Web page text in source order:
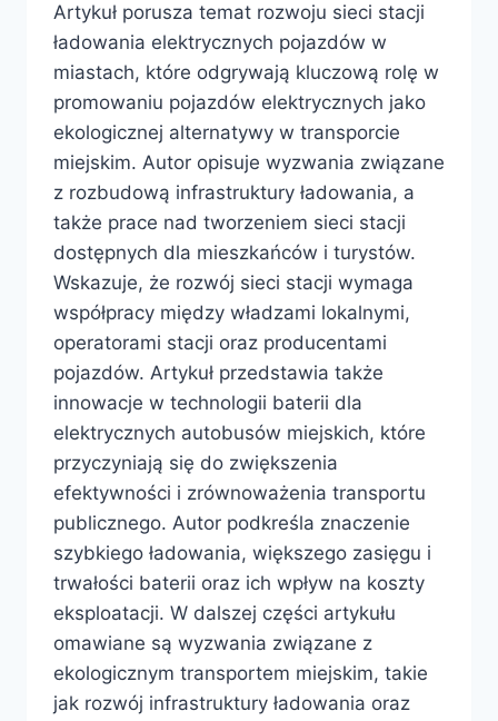
Artykuł porusza temat rozwoju sieci stacji
ładowania elektrycznych pojazdów w
miastach, które odgrywają kluczową rolę w
promowaniu pojazdów elektrycznych jako
ekologicznej alternatywy w transporcie
miejskim. Autor opisuje wyzwania związane
z rozbudową infrastruktury ładowania, a
także prace nad tworzeniem sieci stacji
dostępnych dla mieszkańców i turystów.
Wskazuje, że rozwój sieci stacji wymaga
współpracy między władzami lokalnymi,
operatorami stacji oraz producentami
pojazdów. Artykuł przedstawia także
innowacje w technologii baterii dla
elektrycznych autobusów miejskich, które
przyczyniają się do zwiększenia
efektywności i zrównoważenia transportu
publicznego. Autor podkreśla znaczenie
szybkiego ładowania, większego zasięgu i
trwałości baterii oraz ich wpływ na koszty
eksploatacji. W dalszej części artykułu
omawiane są wyzwania związane z
ekologicznym transportem miejskim, takie
jak rozwój infrastruktury ładowania oraz